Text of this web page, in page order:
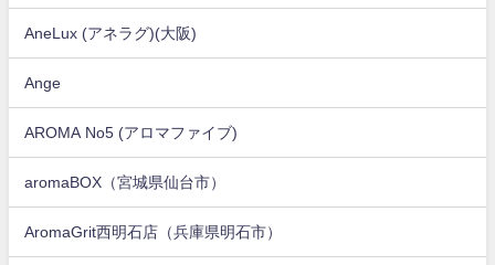
AneLux (アネラグ)(大阪)
Ange
AROMA No5 (アロマファイブ)
aromaBOX（宮城県仙台市）
AromaGrit西明石店（兵庫県明石市）